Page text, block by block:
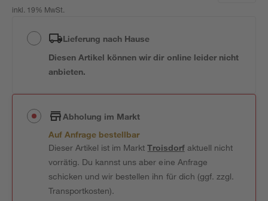
inkl. 19% MwSt.
Lieferung nach Hause
Diesen Artikel können wir dir online leider nicht
anbieten.
Abholung im Markt
Auf Anfrage bestellbar
Dieser Artikel ist im MarktTroisdorfaktuell nicht
vorrätig. Du kannst uns aber eine Anfrage
schicken und wir bestellen ihn für dich (ggf. zzgl.
Transportkosten).